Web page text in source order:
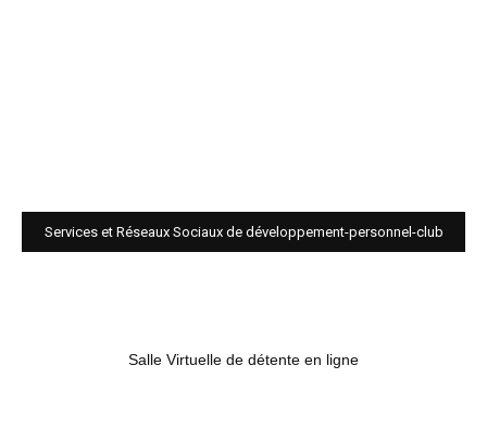
Services et Réseaux Sociaux de développement-personnel-club
Salle Virtuelle de détente en ligne